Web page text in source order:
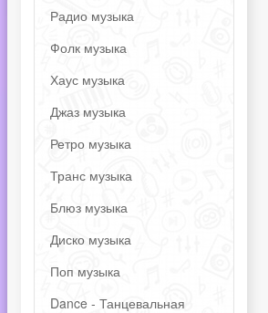
Радио музыка
Фолк музыка
Хаус музыка
Джаз музыка
Ретро музыка
Транс музыка
Блюз музыка
Диско музыка
Поп музыка
Dance - Танцевальная